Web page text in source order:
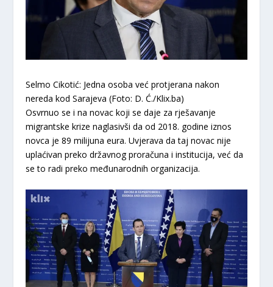
Selmo Cikotić: Jedna osoba već protjerana nakon
nereda kod Sarajeva (Foto: D. Ć./Klix.ba)
Osvrnuo se i na novac koji se daje za rješavanje
migrantske krize naglasivši da od 2018. godine iznos
novca je 89 milijuna eura. Uvjerava da taj novac nije
uplaćivan preko državnog proračuna i institucija, već da
se to radi preko međunarodnih organizacija.